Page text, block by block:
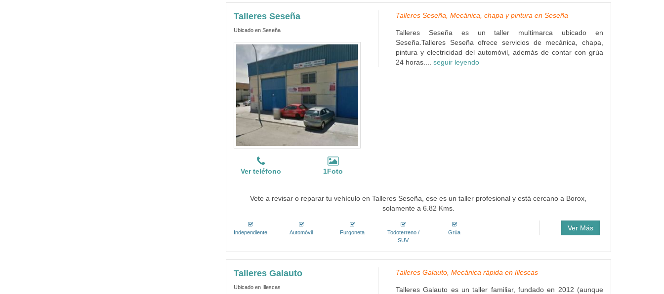
Talleres Seseña
Ubicado en Seseña
Ver teléfono 1Foto
Talleres Seseña, Mecánica, chapa y pintura en Seseña
Talleres Seseña es un taller multimarca ubicado en
Seseña.Talleres Seseña ofrece servicios de mecánica, chapa,
pintura y electricidad del automóvil, además de contar con grúa
24 horas.... seguir leyendo
Vete a revisar o reparar tu vehículo en Talleres Seseña, ese es un taller profesional y está cercano a Borox,
solamente a 6.82 Kms.
Independiente Automóvil Furgoneta
Todoterreno /
SUV
Grúa
Ver Más
Talleres Galauto
Ubicado en Illescas
Talleres Galauto, Mecánica rápida en Illescas
Talleres Galauto es un taller familiar, fundado en 2012 (aunque